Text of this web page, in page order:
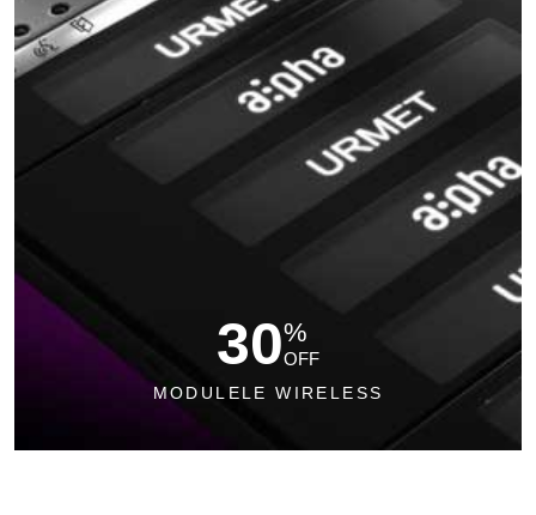
30%
OFF
MODULELE WIRELESS
50%
MODULELE CU FIRE